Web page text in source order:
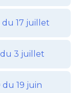
du 17 juillet
du 3 juillet
19 juin